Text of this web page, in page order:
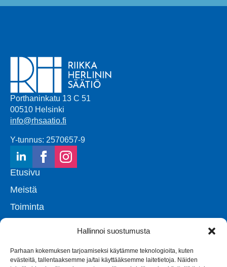
Hallinnoi suostumusta
Parhaan kokemuksen tarjoamiseksi käytämme teknologioita, kuten
evästeitä, tallentaaksemme ja/tai käyttääksemme laitetietoja. Näiden
Porthaninkatu 13 C 51
00510 Helsinki
info@rhsaatio.fi
Y-tunnus: 2570657-9
Etusivu
Meistä
Toiminta